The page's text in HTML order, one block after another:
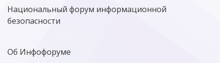
Национальный форум информационной
безопасности
Об Инфофоруме